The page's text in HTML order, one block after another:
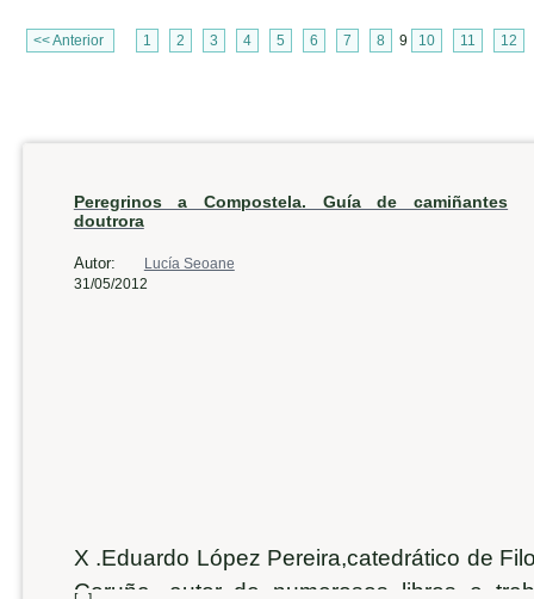
<< Anterior 1 2 3 4 5 6 7 8 9 10 11 12
Peregrinos a Compostela. Guía de camiñantes
doutrora
Autor:
Lucía Seoane
31/05/2012
X .Eduardo López Pereira,catedrático de
Coruña, autor de numerosos libros e